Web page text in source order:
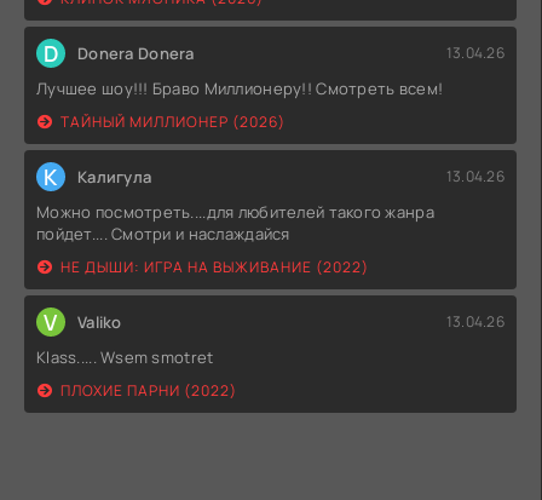
D Donera Donera 13.04.26
Лучшее шоу!!! Браво Миллионеру!! Смотреть всем!
ТАЙНЫЙ МИЛЛИОНЕР (2026)
К Калигула 13.04.26
Можно посмотреть....для любителей такого жанра
пойдет.... Смотри и наслаждайся
НЕ ДЫШИ: ИГРА НА ВЫЖИВАНИЕ (2022)
V Valiko 13.04.26
Klass..... Wsem smotret
ПЛОХИЕ ПАРНИ (2022)